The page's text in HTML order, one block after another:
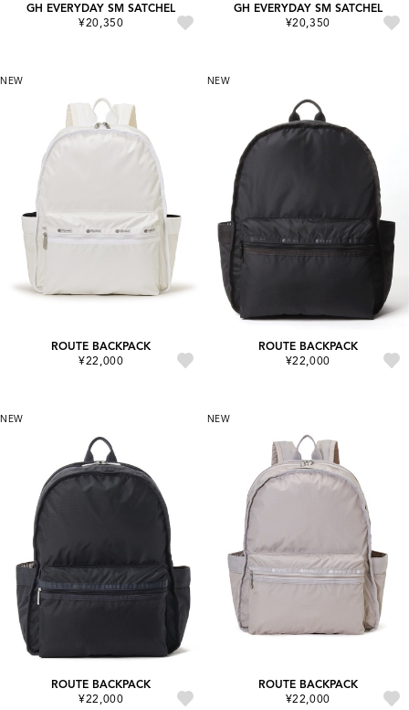
GH EVERYDAY SM SATCHEL
¥20,350
GH EVERYDAY SM SATCHEL
¥20,350
NEW
ROUTE BACKPACK
¥22,000
NEW
ROUTE BACKPACK
¥22,000
NEW
ROUTE BACKPACK
¥22,000
NEW
ROUTE BACKPACK
¥22,000